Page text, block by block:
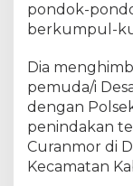
pondok-
berkumpul-
Dia
pemuda/i
dengan
penindakan
Curanmor di
Kecamatan